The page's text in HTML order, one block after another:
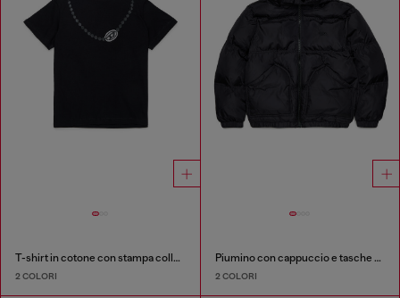
T-shirt in cotone con stampa collana
2 COLORI
Piumino con cappuccio e tasche oversize
2 COLORI